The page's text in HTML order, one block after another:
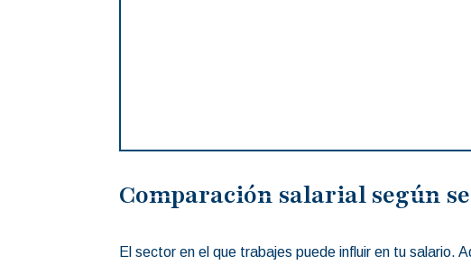
Comparación salarial según
El sector en el que trabajes puede influir en tu salario.